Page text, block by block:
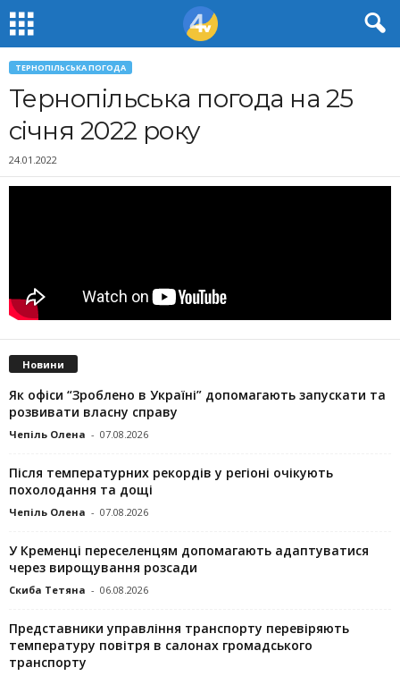
ТЕРНОПІЛЬСЬКА ПОГОДА
Тернопільська погода на 25
січня 2022 року
24.01.2022
Новини
Як офіси “Зроблено в Україні” допомагають запускaти та
розвивати власну справу
Чепіль Олена - 07.08.2026
Після температурних рекордів у регіоні очікують
похолодання та дощі
Чепіль Олена - 07.08.2026
У Кременці переселенцям допомагають адаптуватися
через вирощування розсади
Скиба Тетяна - 06.08.2026
Представники управління транспорту перевіряють
температуру повітря в салонах громадського
транспорту